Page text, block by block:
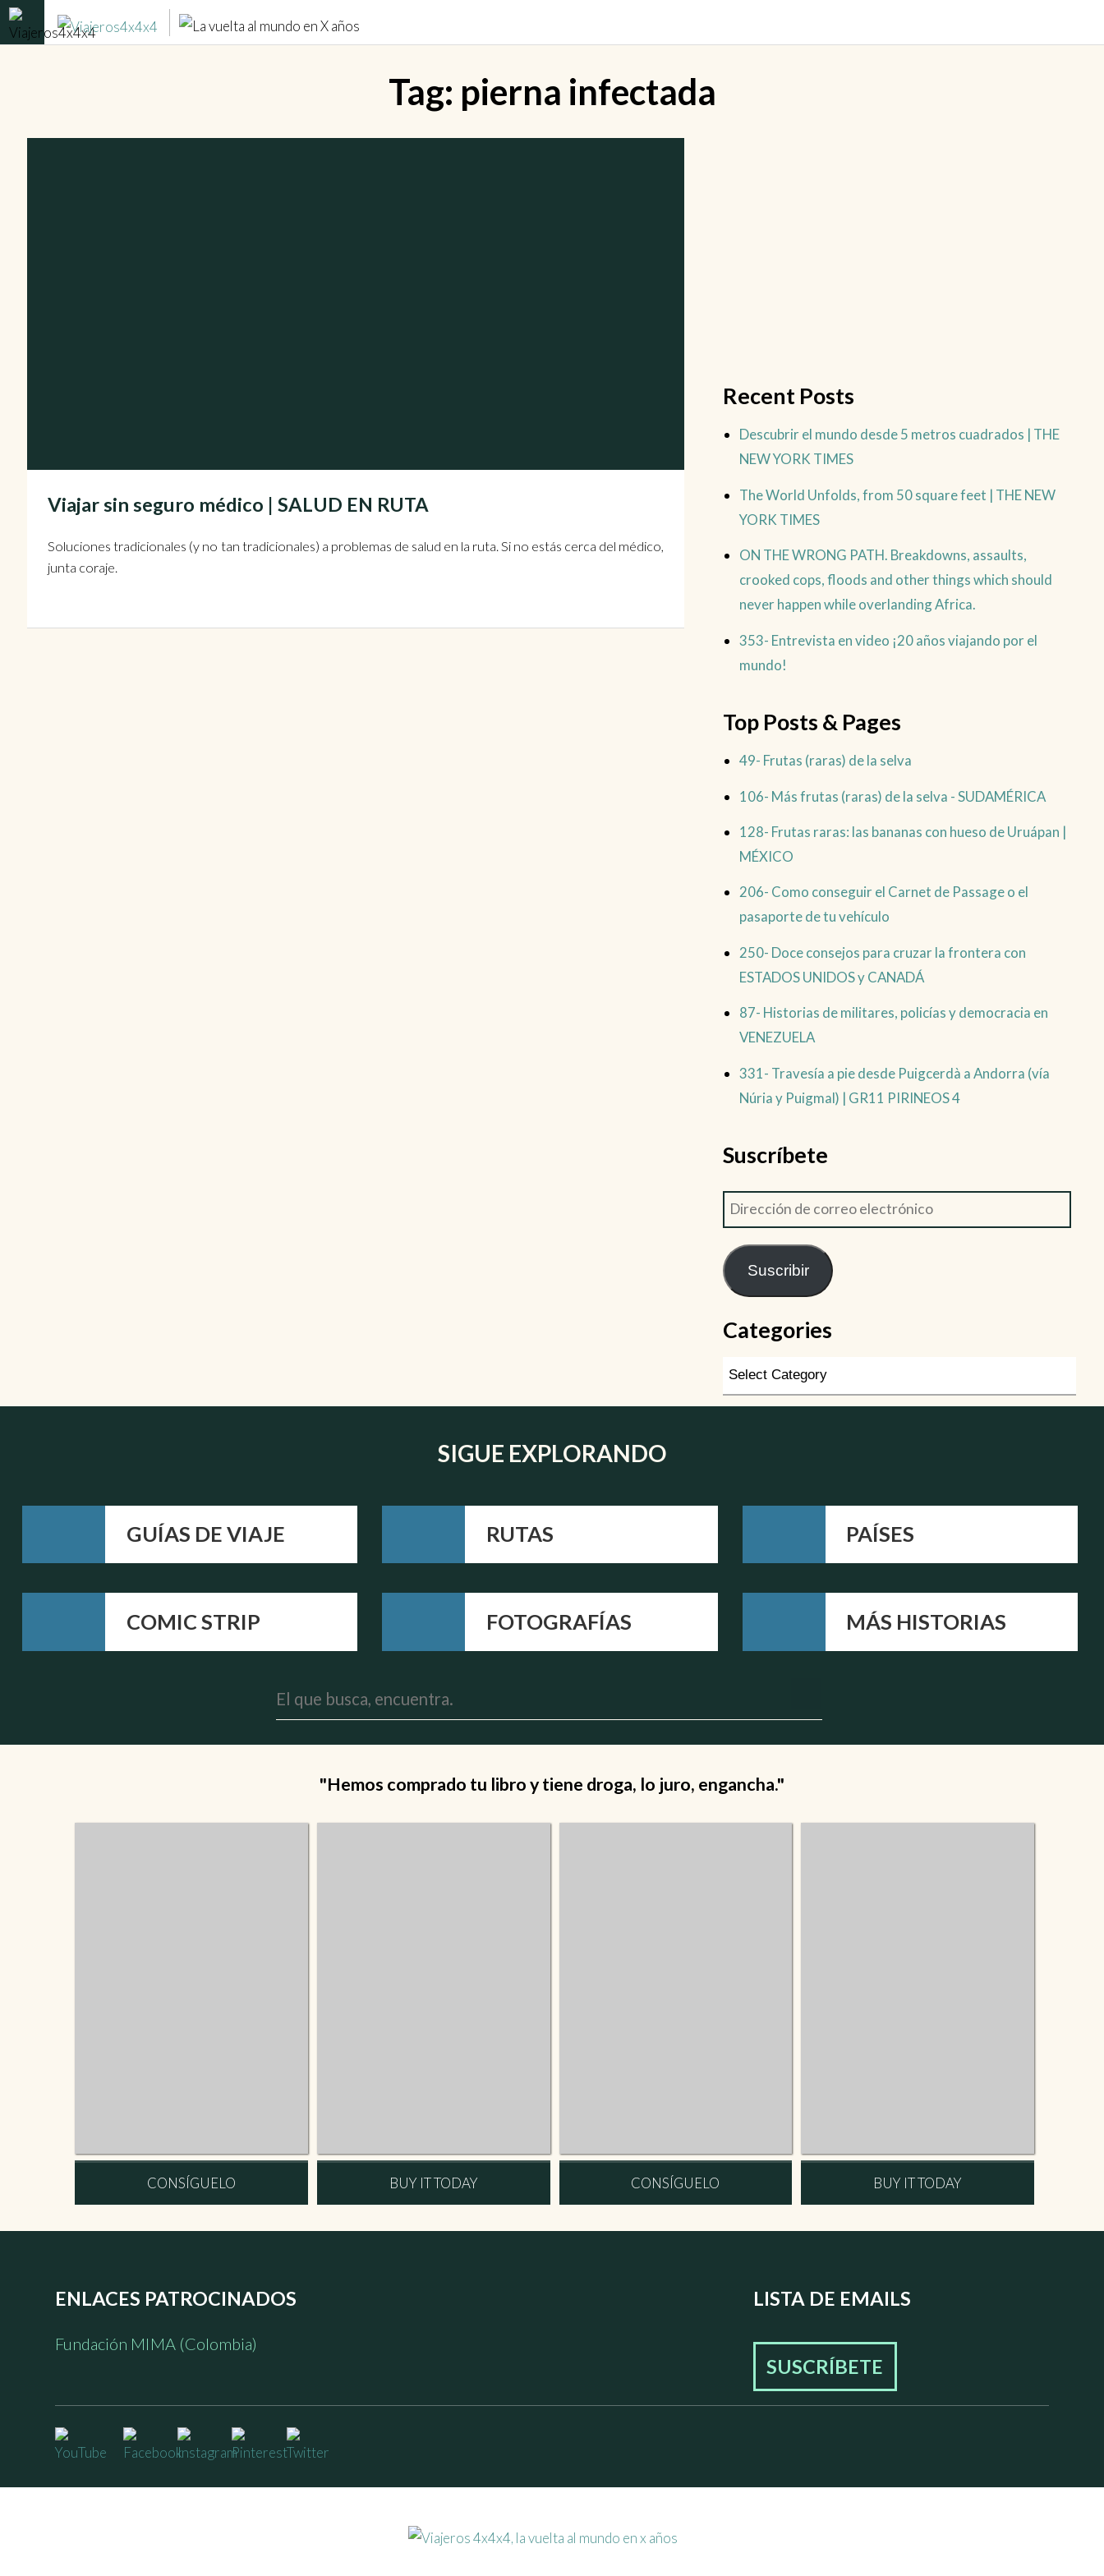
Tag: pierna infectada
Viajar sin seguro médico | SALUD EN RUTA
Soluciones tradicionales (y no tan tradicionales) a problemas de salud en la ruta. Si no estás cerca del médico,
junta coraje.
Recent Posts
Descubrir el mundo desde 5 metros cuadrados | THE
NEW YORK TIMES
The World Unfolds, from 50 square feet | THE NEW
YORK TIMES
ON THE WRONG PATH. Breakdowns, assaults,
crooked cops, floods and other things which should
never happen while overlanding Africa.
353- Entrevista en video ¡20 años viajando por el
mundo!
Top Posts & Pages
49- Frutas (raras) de la selva
106- Más frutas (raras) de la selva - SUDAMÉRICA
128- Frutas raras: las bananas con hueso de Uruápan |
MÉXICO
206- Como conseguir el Carnet de Passage o el
pasaporte de tu vehículo
250- Doce consejos para cruzar la frontera con
ESTADOS UNIDOS y CANADÁ
87- Historias de militares, policías y democracia en
VENEZUELA
331- Travesía a pie desde Puigcerdà a Andorra (vía
Núria y Puigmal) | GR11 PIRINEOS 4
Suscríbete
Suscribir
Categories
SIGUE EXPLORANDO
GUÍAS DE VIAJE RUTAS PAÍSES
COMIC STRIP FOTOGRAFÍAS MÁS HISTORIAS
"Hemos comprado tu libro y tiene droga, lo juro, engancha."
CONSÍGUELO BUY IT TODAY CONSÍGUELO BUY IT TODAY
ENLACES PATROCINADOS
Fundación MIMA (Colombia)
LISTA DE EMAILS
SUSCRÍBETE